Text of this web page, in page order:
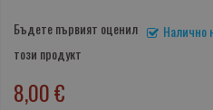
Налично
Бъдете първият оценил
този продукт
8,00 €